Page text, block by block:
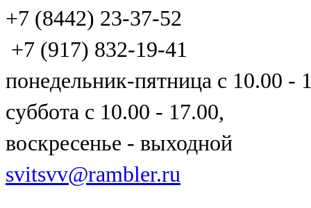
+7 (8442) 23-37-52
+7 (917) 832-19-41
понедельник-пятница с 10.00 -
суббота с 10.00 - 17.00,
воскресенье - выходной
svitsvv@rambler.ru